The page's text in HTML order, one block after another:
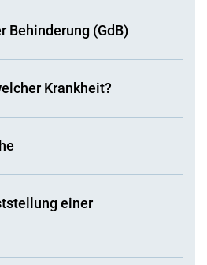
Behinderung (GdB)
Krankheit?
einer